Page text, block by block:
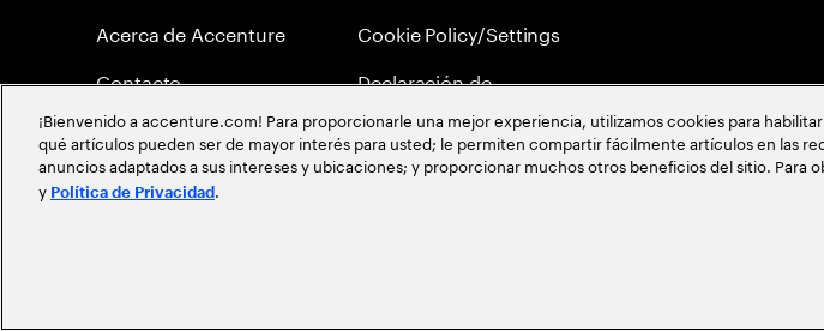
Acerca de Accenture
Contacto
Ubicación
Mapa del Sitio
Cookie Policy/Settings
Declaración de
Accesibilidad
¡Bienvenido a accenture.com! Para proporcionarle una mejor experiencia, utilizamos cookies para
qué artículos pueden ser de mayor interés para usted; le permiten compartir fácilmente artículos en las
anuncios adaptados a sus intereses y ubicaciones; y proporcionar muchos otros beneficios del sitio. Para
y Política de Privacidad .